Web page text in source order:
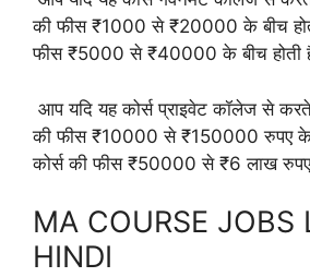
की फीस ₹1000 से ₹20000 के बीच
फीस ₹5000 से ₹40000 के बीच होती
आप यदि यह कोर्स प्राइवेट कॉलेज से
की फीस ₹10000 से ₹150000 रुपए के
कोर्स की फीस ₹50000 से ₹6 लाख
MA COURSE JOBS
HINDI